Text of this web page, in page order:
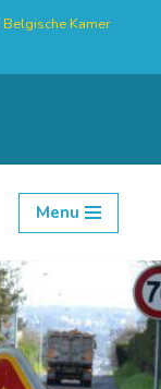
Belgische Kamer
Menu